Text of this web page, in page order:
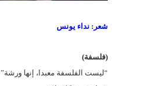
شعر: نداء يونس
(فلسفة)
“ليست الفلسفة معبدا، إنها ورشة”